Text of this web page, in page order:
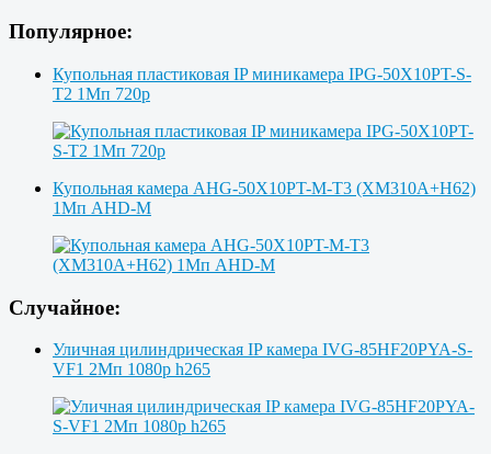
Популярное:
Купольная пластиковая IP миникамера IPG-50X10PT-S-
T2 1Мп 720p
Купольная камера AHG-50X10PT-M-T3 (XM310A+H62)
1Мп AHD-M
Случайное:
Уличная цилиндрическая IP камера IVG-85HF20PYA-S-
VF1 2Мп 1080p h265